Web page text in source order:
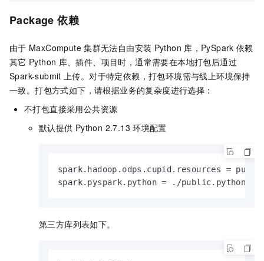
Package 依赖
由于 MaxCompute 集群无法自由安装 Python 库，PySpark 依赖
其它 Python 库、插件、项目时，通常需要在本地打包后通过
Spark-submit 上传。对于特定依赖，打包环境需与线上环境保持
一致。打包方式如下，请根据业务的复杂度进行选择：
不打包直接采用公共资源
默认提供 Python 2.7.13 环境配置
spark.hadoop.odps.cupid.resources =
spark.pyspark.python = ./public.python-
第三方库列表如下。